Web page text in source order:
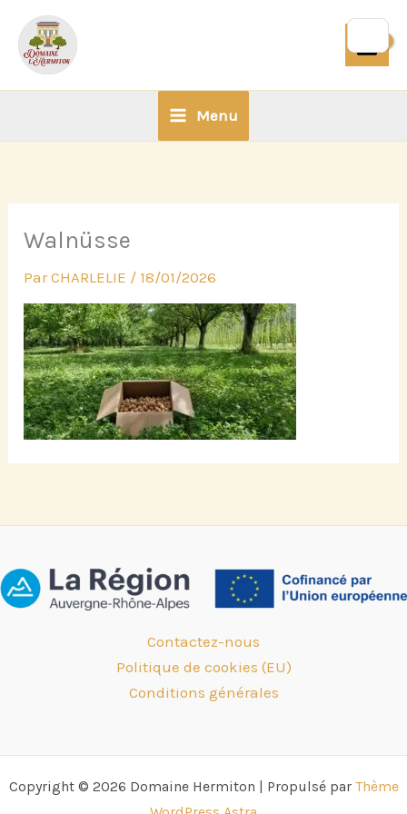
contenu
Menu
Walnüsse
ParCHARLELIE / 18/01/2026
Contactez-nous
Politique de cookies (EU)
Conditions générales
Copyright © 2026 Domaine Hermiton | Propulsé par Thème